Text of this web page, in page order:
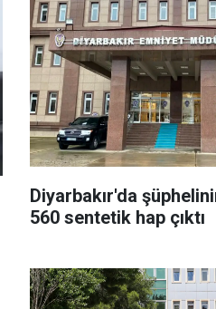
Diyarbakır'da
560 sentetik hap çıktı